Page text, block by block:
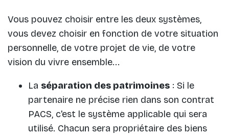
Vous pouvez choisir entre les deux systèmes,
vous devez choisir en fonction de votre situation
personnelle, de votre projet de vie, de votre
vision du vivre ensemble...
La séparation des patrimoines : Si le
partenaire ne précise rien dans son contrat
PACS, c'est le système applicable qui sera
utilisé. Chacun sera propriétaire des biens